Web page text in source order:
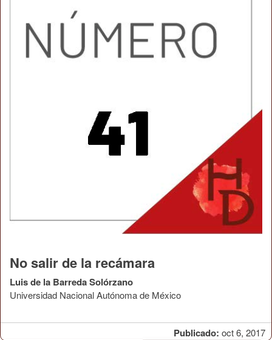
Publicado: oct 6, 2017
No salir de la recámara
Luis de la Barreda Solórzano
Universidad Nacional Autónoma de México